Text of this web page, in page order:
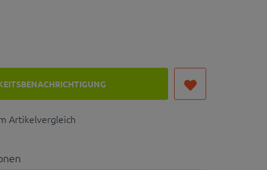
Artikelvergleich